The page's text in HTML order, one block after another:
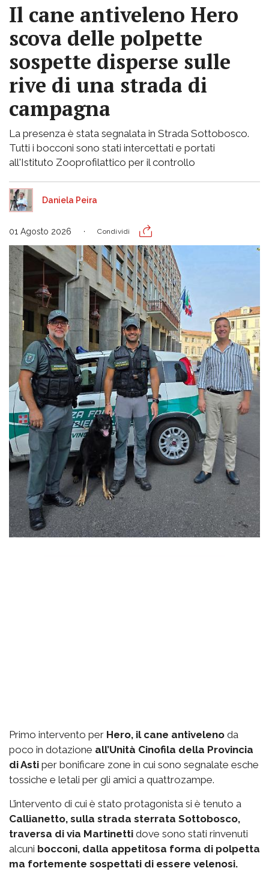
Il cane antiveleno Hero
scova delle polpette
sospette disperse sulle
rive di una strada di
campagna
La presenza è stata segnalata in Strada Sottobosco.
Tutti i bocconi sono stati intercettati e portati
all'Istituto Zooprofilattico per il controllo
Daniela Peira
01 Agosto 2026 Condividi
Primo intervento per Hero, il cane antiveleno da
poco in dotazione all’Unità Cinofila della Provincia
di Asti per bonificare zone in cui sono segnalate esche
tossiche e letali per gli amici a quattrozampe.
L’intervento di cui è stato protagonista si è tenuto a
Callianetto, sulla strada sterrata Sottobosco,
traversa di via Martinetti dove sono stati rinvenuti
alcuni bocconi, dalla appetitosa forma di polpetta
ma fortemente sospettati di essere velenosi.